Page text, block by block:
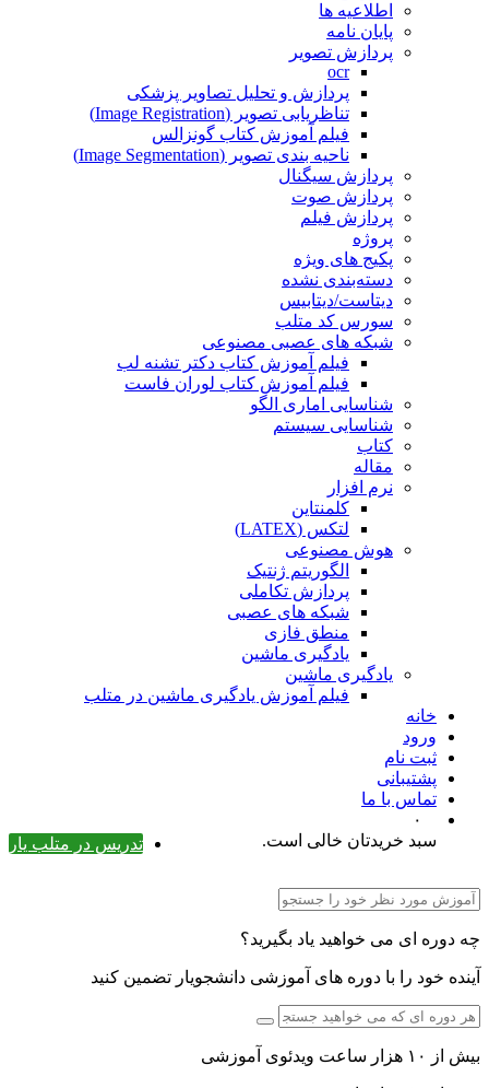
اطلاعیه ها
پایان نامه
پردازش تصویر
ocr
پردازش و تحلیل تصاویر پزشکی
تناظریابی تصویر (Image Registration)
فیلم آموزش کتاب گونزالس
ناحیه بندی تصویر (Image Segmentation)
پردازش سیگنال
پردازش صوت
پردازش فیلم
پروژه
پکیج های ویژه
دسته‌بندی نشده
دیتاست/دیتابیس
سورس کد متلب
شبکه های عصبی مصنوعی
فیلم آموزش کتاب دکتر تشنه لب
فیلم آموزش کتاب لوران فاست
شناسایی اماری الگو
شناسایی سیستم
کتاب
مقاله
نرم افزار
کلمنتاین
لتکس (LATEX)
هوش مصنوعی
الگوریتم ژنتیک
پردازش تکاملی
شبکه های عصبی
منطق فازی
یادگیری ماشین
یادگیری ماشین
فیلم آموزش یادگیری ماشین در متلب
خانه
ورود
ثبت نام
پشتیبانی
تماس با ما
۰
تدریس در متلب یار
سبد خریدتان خالی است.
چه دوره ای می خواهید یاد بگیرید؟
آینده خود را با دوره های آموزشی دانشجویار تضمین کنید
بیش از ۱۰ هزار ساعت ویدئوی آموزشی